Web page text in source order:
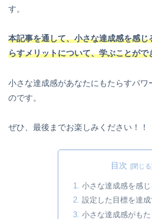
す。
本記事を通して、小さな達成感を感
らすメリットについて、学ぶことがで
小さな達成感があなたにもたらすパワ
のです。
ぜひ、最後までお楽しみください！！
目次
小さな達成感を感
設定した目標を達成
小さな達成感がも